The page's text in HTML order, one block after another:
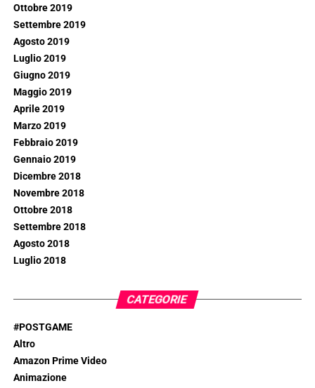
Ottobre 2019
Settembre 2019
Agosto 2019
Luglio 2019
Giugno 2019
Maggio 2019
Aprile 2019
Marzo 2019
Febbraio 2019
Gennaio 2019
Dicembre 2018
Novembre 2018
Ottobre 2018
Settembre 2018
Agosto 2018
Luglio 2018
CATEGORIE
#POSTGAME
Altro
Amazon Prime Video
Animazione